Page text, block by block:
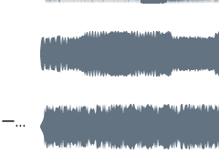
ランプミュートギターコーポレート